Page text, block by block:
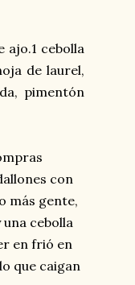
ajo.1 cebolla
de laurel,
pimentón
con
más gente,
cebolla
en frió en
que caigan